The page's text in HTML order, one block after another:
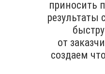
приносить
результаты
от
создаем